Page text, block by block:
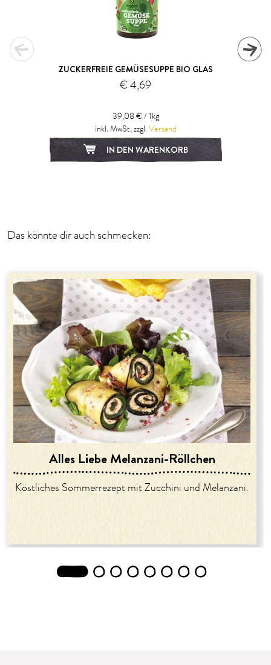
ZUCKERFREIE GEMÜSESUPPE BIO GLAS
€ 4,69
39,08 € / 1kg
inkl. MwSt, zzgl. Versand
IN DEN WARENKORB
Das könnte dir auch schmecken:
Alles Liebe Melanzani-Röllchen
Köstliches Sommerrezept mit Zucchini und Melanzani.
2 3 4 5 6 7 8